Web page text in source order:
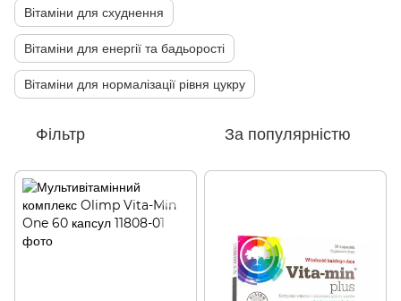
Вітаміни для схуднення
Вітаміни для енергії та бадьорості
Вітаміни для нормалізації рівня цукру
Фільтр За популярністю